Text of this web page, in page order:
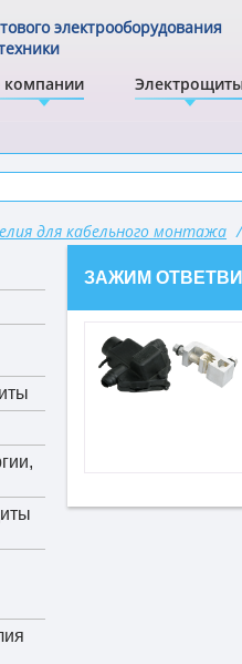
электрооборудования
для кабельного монтажа /
ЗАЖИМ